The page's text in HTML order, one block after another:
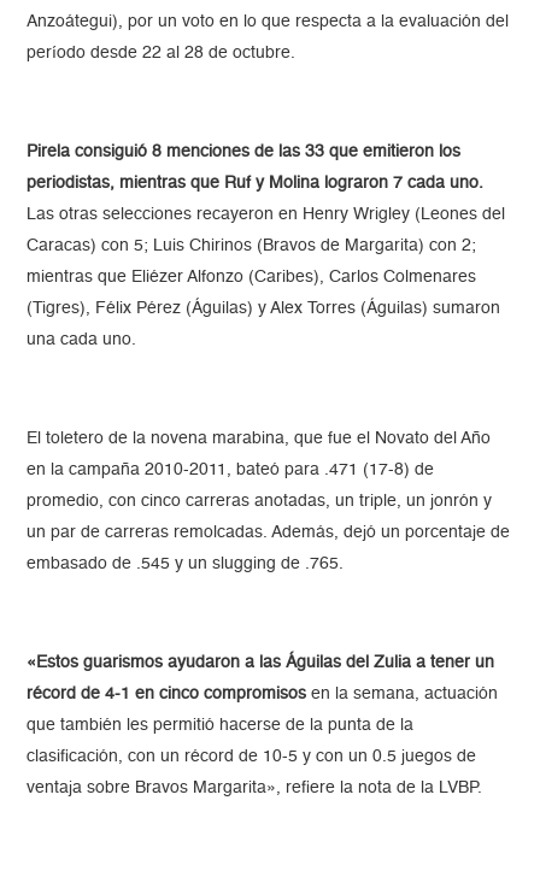
Anzoátegui), por un voto en lo que respecta a la evaluación del
período desde 22 al 28 de octubre.
Pirela consiguió 8 menciones de las 33 que emitieron los
periodistas, mientras que Ruf y Molina lograron 7 cada uno.
Las otras selecciones recayeron en Henry Wrigley (Leones del
Caracas) con 5; Luis Chirinos (Bravos de Margarita) con 2;
mientras que Eliézer Alfonzo (Caribes), Carlos Colmenares
(Tigres), Félix Pérez (Águilas) y Alex Torres (Águilas) sumaron
una cada uno.
El toletero de la novena marabina, que fue el Novato del Año
en la campaña 2010-2011, bateó para .471 (17-8) de
promedio, con cinco carreras anotadas, un triple, un jonrón y
un par de carreras remolcadas. Además, dejó un porcentaje de
embasado de .545 y un slugging de .765.
«Estos guarismos ayudaron a las Águilas del Zulia a tener un
récord de 4-1 en cinco compromisos en la semana, actuación
que también les permitió hacerse de la punta de la
clasificación, con un récord de 10-5 y con un 0.5 juegos de
ventaja sobre Bravos Margarita», refiere la nota de la LVBP.